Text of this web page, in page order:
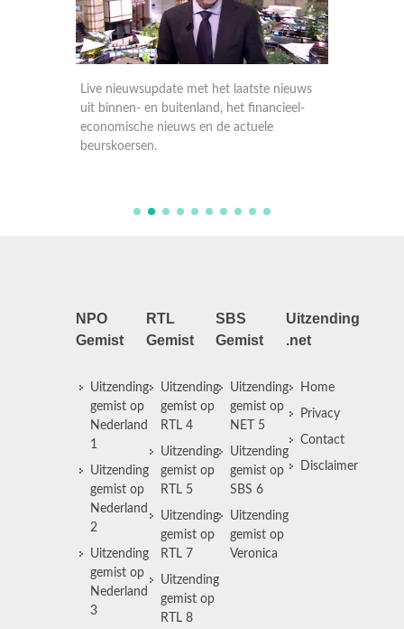
Live nieuwsupdate met het laatste nieuws
uit binnen- en buitenland, het financieel-
economische nieuws en de actuele
beurskoersen.
NPO
Gemist
Uitzending
gemist op
Nederland
1
Uitzending
gemist op
Nederland
2
Uitzending
gemist op
Nederland
3
RTL
Gemist
Uitzending
gemist op
RTL 4
Uitzending
gemist op
RTL 5
Uitzending
gemist op
RTL 7
Uitzending
gemist op
RTL 8
SBS
Gemist
Uitzending
gemist op
NET 5
Uitzending
gemist op
SBS 6
Uitzending
gemist op
Veronica
Uitzending
.net
Home
Privacy
Contact
Disclaimer